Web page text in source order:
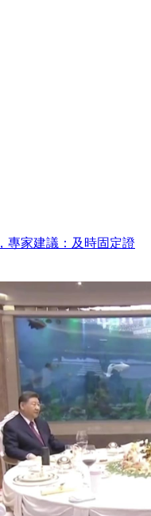
專家建議：及時固定證